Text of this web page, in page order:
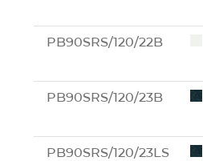
PB90SRS/120/22B
PB90SRS/120/23B
PB90SRS/120/23LS